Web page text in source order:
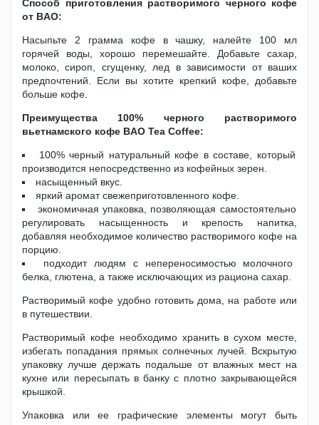
Способ приготовления растворимого черного кофе
от BAO:
Насыпьте 2 грамма кофе в чашку, налейте 100 мл
горячей воды, хорошо перемешайте. Добавьте сахар,
молоко, сироп, сгущенку, лед в зависимости от ваших
предпочтений. Если вы хотите крепкий кофе, добавьте
больше кофе.
Преимущества 100% черного растворимого
вьетнамского кофе BAO Tea Coffee:
100% черный натуральный кофе в составе, который
производится непосредственно из кофейных зерен.
насыщенный вкус.
яркий аромат свежеприготовленного кофе.
экономичная упаковка, позволяющая самостоятельно
регулировать насыщенность и крепость напитка,
добавляя необходимое количество растворимого кофе на
порцию.
подходит людям с непереносимостью молочного
белка, глютена, а также исключающих из рациона сахар.
Растворимый кофе удобно готовить дома, на работе или
в путешествии.
Растворимый кофе необходимо хранить в сухом месте,
избегать попадания прямых солнечных лучей. Вскрытую
упаковку лучше держать подальше от влажных мест на
кухне или пересыпать в банку с плотно закрывающейся
крышкой.
Упаковка или ее графические элементы могут быть